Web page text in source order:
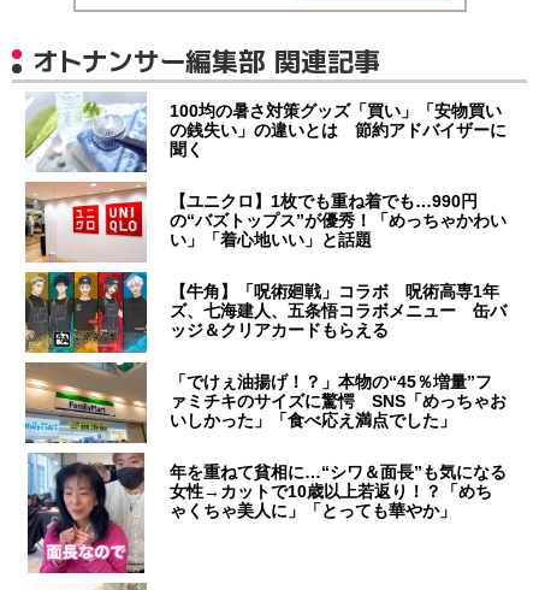
オトナンサー編集部 関連記事
100均の暑さ対策グッズ「買い」「安物買い
の銭失い」の違いとは 節約アドバイザーに
聞く
【ユニクロ】1枚でも重ね着でも…990円
の“バズトップス”が優秀！「めっちゃかわい
い」「着心地いい」と話題
【牛角】「呪術廻戦」コラボ 呪術高専1年
ズ、七海建人、五条悟コラボメニュー 缶バ
ッジ＆クリアカードもらえる
「でけぇ油揚げ！？」本物の“45％増量”フ
ァミチキのサイズに驚愕 SNS「めっちゃお
いしかった」「食べ応え満点でした」
年を重ねて貧相に…“シワ＆面長”も気になる
女性→カットで10歳以上若返り！？「めち
ゃくちゃ美人に」「とっても華やか」